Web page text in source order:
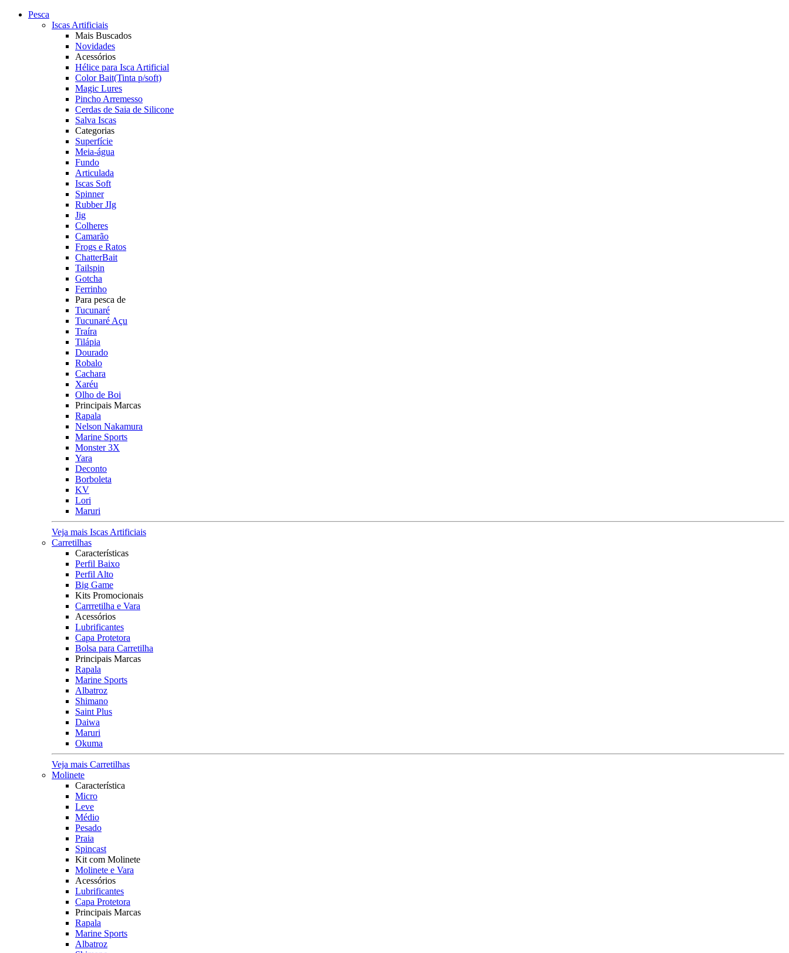
Pesca
Iscas Artificiais
Mais Buscados
Novidades
Acessórios
Hélice para Isca Artificial
Color Bait(Tinta p/soft)
Magic Lures
Pincho Arremesso
Cerdas de Saia de Silicone
Salva Iscas
Categorias
Superfície
Meia-água
Fundo
Articulada
Iscas Soft
Spinner
Rubber JIg
Jig
Colheres
Camarão
Frogs e Ratos
ChatterBait
Tailspin
Gotcha
Ferrinho
Para pesca de
Tucunaré
Tucunaré Açu
Traíra
Tilápia
Dourado
Robalo
Cachara
Xaréu
Olho de Boi
Principais Marcas
Rapala
Nelson Nakamura
Marine Sports
Monster 3X
Yara
Deconto
Borboleta
KV
Lori
Maruri
Veja mais Iscas Artificiais
Carretilhas
Características
Perfil Baixo
Perfil Alto
Big Game
Kits Promocionais
Carrretilha e Vara
Acessórios
Lubrificantes
Capa Protetora
Bolsa para Carretilha
Principais Marcas
Rapala
Marine Sports
Albatroz
Shimano
Saint Plus
Daiwa
Maruri
Okuma
Veja mais Carretilhas
Molinete
Característica
Micro
Leve
Médio
Pesado
Praia
Spincast
Kit com Molinete
Molinete e Vara
Acessórios
Lubrificantes
Capa Protetora
Principais Marcas
Rapala
Marine Sports
Albatroz